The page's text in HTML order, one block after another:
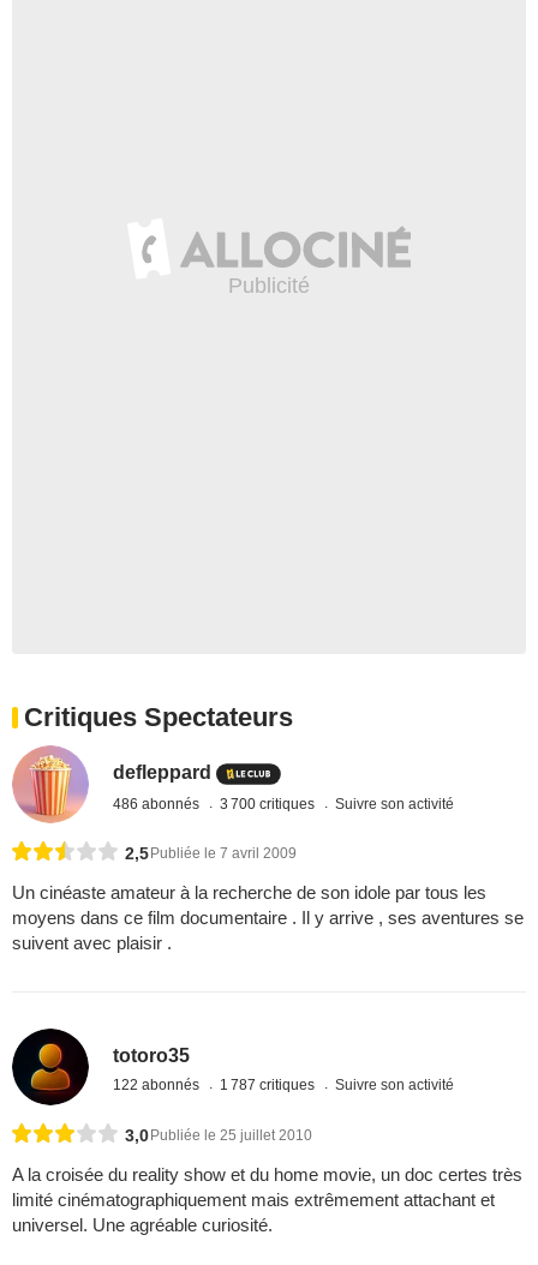
Critiques Spectateurs
defleppard
486 abonnés 3 700 critiques Suivre son activité
2,5Publiée le 7 avril 2009
Un cinéaste amateur à la recherche de son idole par tous les
moyens dans ce film documentaire . Il y arrive , ses aventures se
suivent avec plaisir .
totoro35
122 abonnés 1 787 critiques Suivre son activité
3,0Publiée le 25 juillet 2010
A la croisée du reality show et du home movie, un doc certes très
limité cinématographiquement mais extrêmement attachant et
universel. Une agréable curiosité.